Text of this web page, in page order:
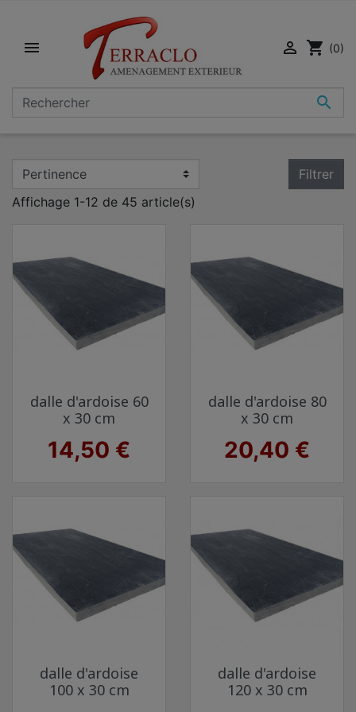


 shopping_cart (0)
Filtrer
Affichage 1-12 de 45 article(s)
dalle d'ardoise 60
x 30 cm
Prix
14,50 €
dalle d'ardoise 80
x 30 cm
Prix
20,40 €
dalle d'ardoise
100 x 30 cm
dalle d'ardoise
120 x 30 cm